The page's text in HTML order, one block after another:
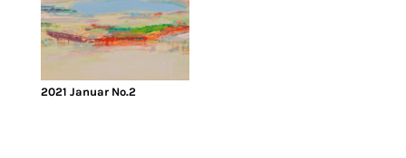
2021 Januar No.2